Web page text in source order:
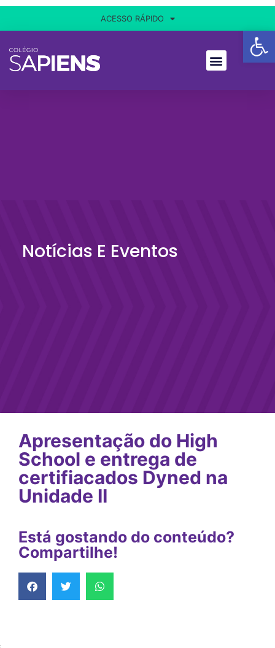
ACESSO RÁPIDO
Notícias E Eventos
Apresentação do High
School e entrega de
certifiacados Dyned na
Unidade II
Está gostando do conteúdo?
Compartilhe!